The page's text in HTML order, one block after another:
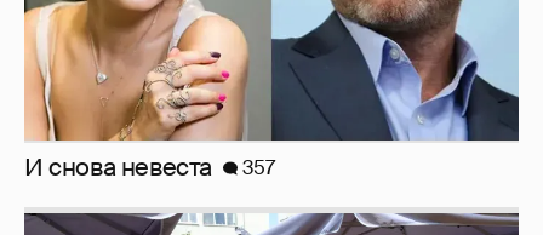
И снова невеста 357